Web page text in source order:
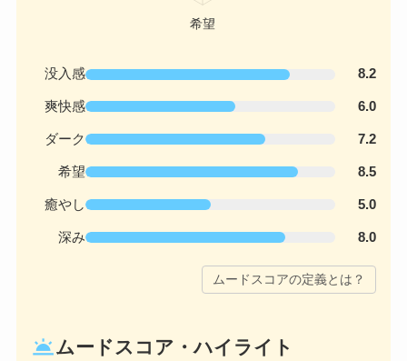
没入感 8.2
爽快感 6.0
ダーク 7.2
希望 8.5
癒やし 5.0
深み 8.0
ムードスコアの定義とは？
wb_twilightムードスコア・ハイライト